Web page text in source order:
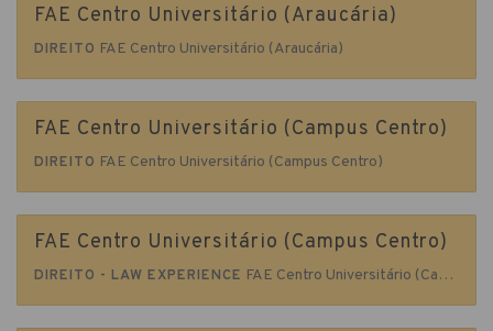
FAE Centro Universitário (Araucária)
DIREITO FAE Centro Universitário (Araucária)
FAE Centro Universitário (Campus Centro)
DIREITO FAE Centro Universitário (Campus Centro)
FAE Centro Universitário (Campus Centro)
DIREITO - LAW EXPERIENCE FAE Centro Universitário (Campus Centro)